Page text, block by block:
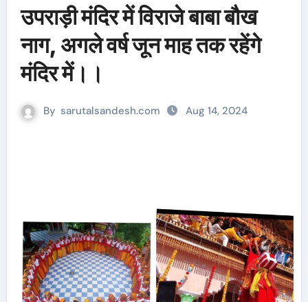
उपराड़ी मंदिर में विराजे बाबा बौख
नाग, अगले वर्ष जून माह तक रहेंगे
मंदिर में।।
By sarutalsandesh.com Aug 14, 2024